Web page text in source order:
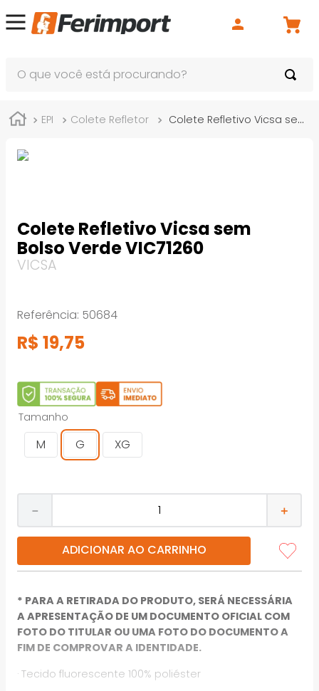
EPI Colete Refletor Colete Refletivo Vicsa sem Bolso Verde VIC71260
Colete Refletivo Vicsa sem
Bolso Verde VIC71260
VICSA
Referência: 50684
R$ 19,75
Tamanho
M G XG
＋
－
ADICIONAR AO CARRINHO
* PARA A RETIRADA DO PRODUTO, SERÁ NECESSÁRIA
A APRESENTAÇÃO DE UM DOCUMENTO OFICIAL COM
FOTO DO TITULAR OU UMA FOTO DO DOCUMENTO A
FIM DE COMPROVAR A IDENTIDADE.
· Tecido fluorescente 100% poliéster